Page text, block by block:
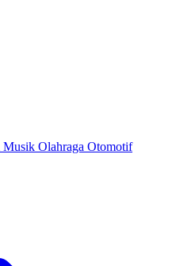
Musik Olahraga Otomotif